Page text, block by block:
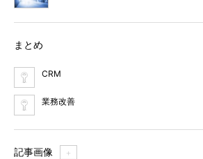
まとめ
CRM
業務改善
記事画像 ＋